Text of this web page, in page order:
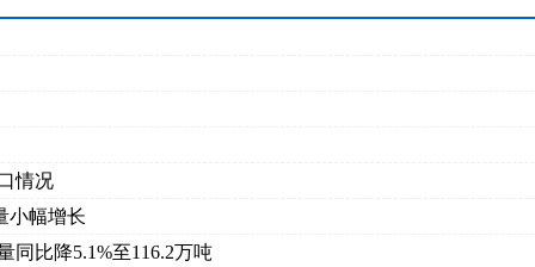
情况
小幅增长
同比降5.1%至116.2万吨